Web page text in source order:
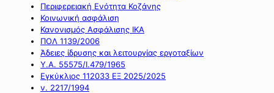
Περιφερειακή Ενότητα Κοζάνης
Κοινωνική ασφάλιση
Κανονισμός Ασφάλισης ΙΚΑ
ΠΟΛ 1139/2006
Άδειες ίδρυσης και λειτουργίας εργοταξίων
Υ.Α. 55575/Ι.479/1965
Εγκύκλιος 112033 ΕΞ 2025/2025
ν. 2217/1994